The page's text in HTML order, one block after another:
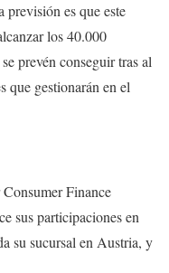
es que este
los 40.000
prevén conseguir tras al
que gestionarán en el
Finance
sus participaciones en
su sucursal en Austria, y